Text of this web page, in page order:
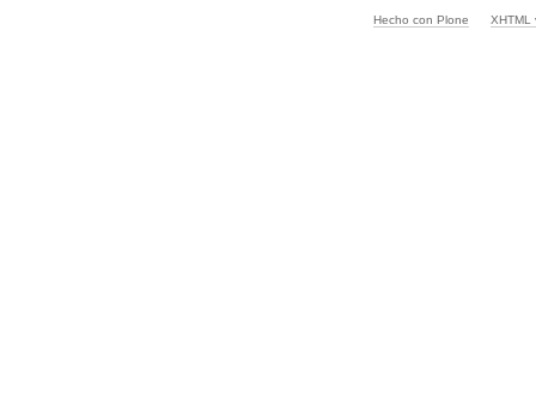
Hecho con Plone XHTML